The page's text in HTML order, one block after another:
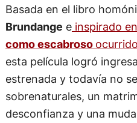
Basada en el libro
Brundange einspirado en
como escabroso
esta película logró
estrenada y todavía no
sobrenaturales, un
desconfianza y una